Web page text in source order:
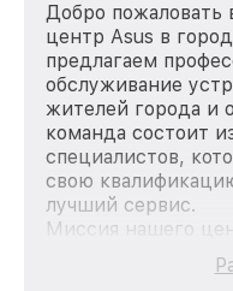
Добро пожаловать
центр Asus в
предлагаем
обслуживание
жителей города и
команда состоит
специалистов,
свою
лучший сервис.
Миссия нашего
качественный и
каждого